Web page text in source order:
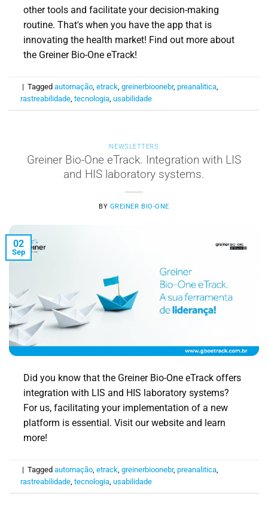
other tools and facilitate your decision-making
routine. That's when you have the app that is
innovating the health market! Find out more about
the Greiner Bio-One eTrack!
| Taggedautomação,etrack,greinerbioonebr,preanalitica,
rastreabilidade,tecnologia,usabilidade
NEWSLETTERS
Greiner Bio-One eTrack. Integration with LIS
and HIS laboratory systems.
BY GREINER BIO-ONE
02
Sep
Did you know that the Greiner Bio-One eTrack offers
integration with LIS and HIS laboratory systems?
For us, facilitating your implementation of a new
platform is essential. Visit our website and learn
more!
| Taggedautomação,etrack,greinerbioonebr,preanalitica,
rastreabilidade,tecnologia,usabilidade